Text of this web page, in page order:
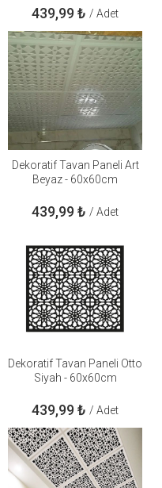
439,99₺ / Adet
Dekoratif Tavan Paneli Art
Beyaz - 60x60cm
439,99₺ / Adet
Dekoratif Tavan Paneli Otto
Siyah - 60x60cm
439,99₺ / Adet